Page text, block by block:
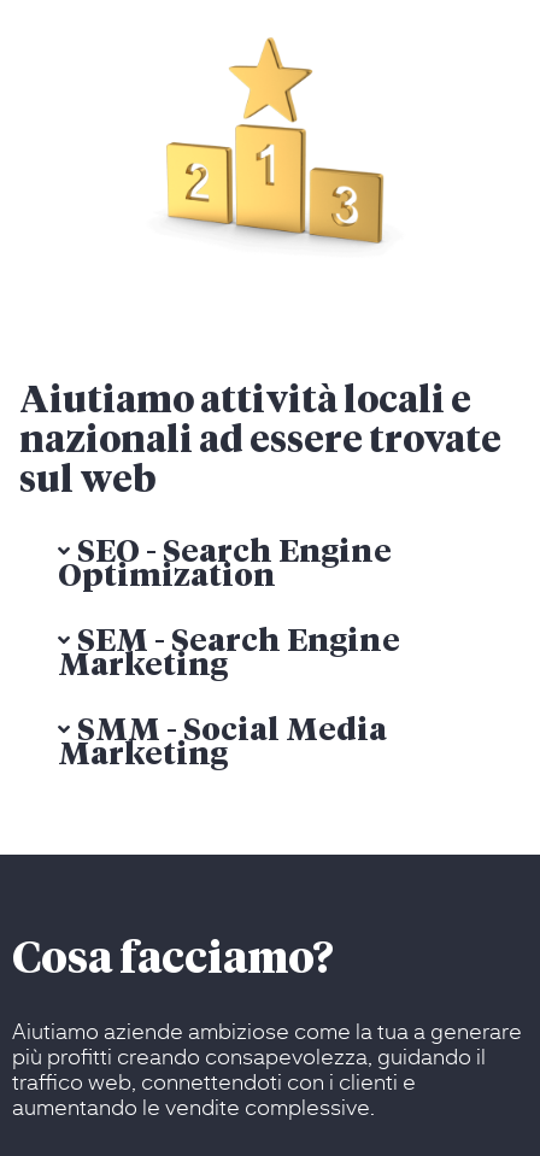
Aiutiamo attività locali e
nazionali ad essere trovate
sul web
SEO - Search Engine
Optimization
SEM - Search Engine
Marketing
SMM - Social Media
Marketing
Cosa facciamo?
Aiutiamo aziende ambiziose come la tua a generare
più profitti creando consapevolezza, guidando il
traffico web, connettendoti con i clienti e
aumentando le vendite complessive.